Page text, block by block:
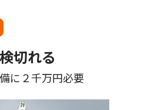
切れる
に２千万円必要